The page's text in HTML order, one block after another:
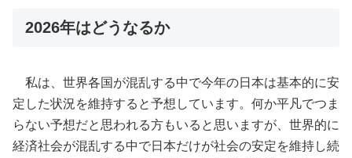
2026年はどうなるか
私は、世界各国が混乱する中で今年の日本は基本的に安
定した状況を維持すると予想しています。何か平凡でつま
らない予想だと思われる方もいると思いますが、世界的に
経済社会が混乱する中で日本だけが社会の安定を維持し続